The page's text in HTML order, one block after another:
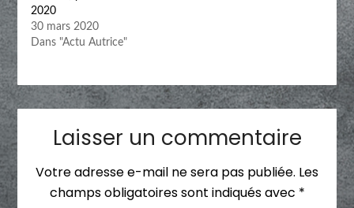
2020
30 mars 2020
Dans "Actu Autrice"
Laisser un commentaire
Votre adresse e-mail ne sera pas publiée. Les
champs obligatoires sont indiqués avec *